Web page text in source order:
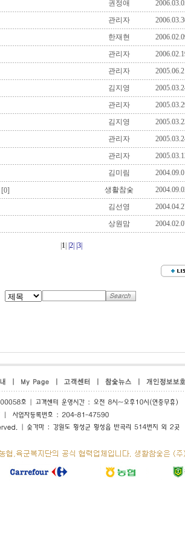
권정애
관리자
한재현
관리자
관리자
김지영
관리자
김지영
관리자
관리자
김미림
[0] 생활참숯
김선영
상원맘
1 |2| |3|